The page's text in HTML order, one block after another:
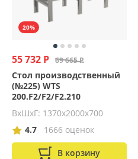
20%
55 732 Р 69 665 Р
Стол производственный
(№225) WTS
200.F2/F2/F2.210
ВхШхГ: 1370х2000х700
4.7
1666 оценок
В корзину